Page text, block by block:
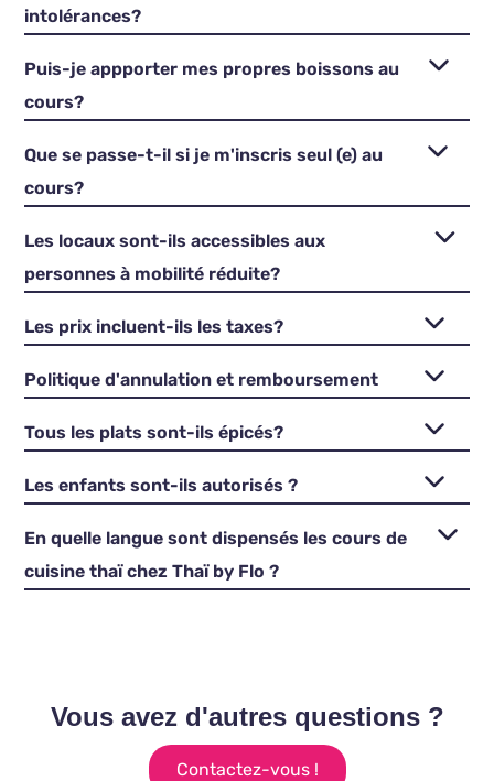
intolérances?
Puis-je appporter mes propres boissons au
cours?
Que se passe-t-il si je m'inscris seul (e) au
cours?
Les locaux sont-ils accessibles aux
personnes à mobilité réduite?
Les prix incluent-ils les taxes?
Politique d'annulation et remboursement
Tous les plats sont-ils épicés?
Les enfants sont-ils autorisés ?
En quelle langue sont dispensés les cours de
cuisine thaï chez Thaï by Flo ?
Vous avez d'autres questions ?
Contactez-vous !